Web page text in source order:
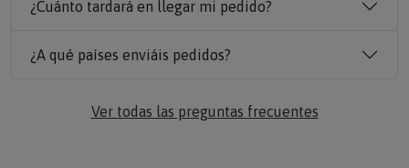
¿Cuánto tardará en llegar mi pedido?
¿A qué países enviáis pedidos?
Ver todas las preguntas frecuentes